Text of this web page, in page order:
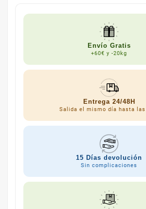
Envío Gratis
+60€ y -20kg
Entrega 24/48H
Salida el mismo día hasta las
15 Días devolución
Sin complicaciones